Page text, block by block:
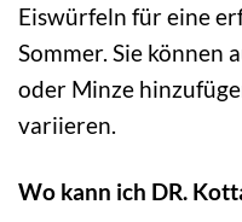
Eiswürfeln für eine
Sommer. Sie können
oder Minze
variieren.
Wo kann ich DR.